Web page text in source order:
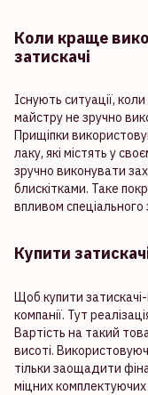
Коли краще
затискачі
Існують ситуації,
майстру не зручно
Прищіпки
лаку, які містять у
зручно виконувати
блискітками. Таке
впливом
Купити
Щоб купити
компанії. Тут
Вартість на такий
висоті.
тільки заощадити
міцних